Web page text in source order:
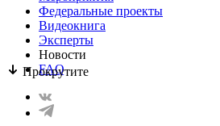
Прокрутите
Федеральные проекты
Видеокнига
Эксперты
Новости
FAQ